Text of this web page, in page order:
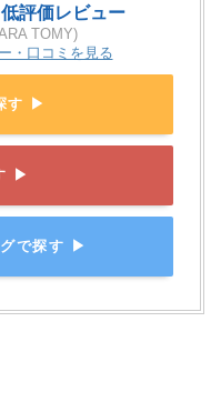
評価レビュー
TOMY)
・口コミを見る
す ▶
▶
で探す ▶